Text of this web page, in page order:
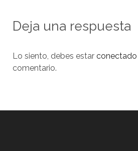
Deja una respuesta
Lo siento, debes estar conectado
comentario.